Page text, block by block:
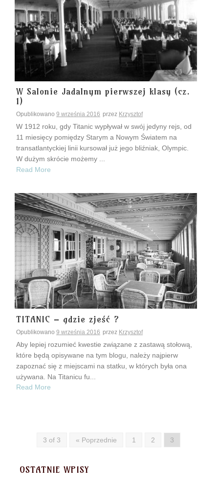
W Salonie Jadalnym pierwszej klasy (cz.
1)
Opublikowano 9 września 2016 przez Krzysztof
W 1912 roku, gdy Titanic wypływał w swój jedyny rejs, od
11 miesięcy pomiędzy Starym a Nowym Światem na
transatlantyckiej linii kursował już jego bliźniak, Olympic.
W dużym skrócie możemy ...
Read More
TITANIC – gdzie zjeść ?
Opublikowano 9 września 2016 przez Krzysztof
Aby lepiej rozumieć kwestie związane z zastawą stołową,
które będą opisywane na tym blogu, należy najpierw
zapoznać się z miejscami na statku, w których była ona
używana. Na Titanicu fu...
Read More
3 of 3 « Poprzednie 1 2 3
OSTATNIE WPISY